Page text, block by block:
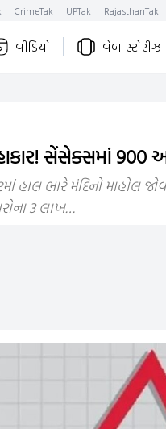
CrimeTak UPTak RajasthanTak
વીડિયો વેબ સ્ટોરીઝ
સેંસેક્સમાં 900
હાલ ભારે મંદિનો માહોલ
3 લાખ…